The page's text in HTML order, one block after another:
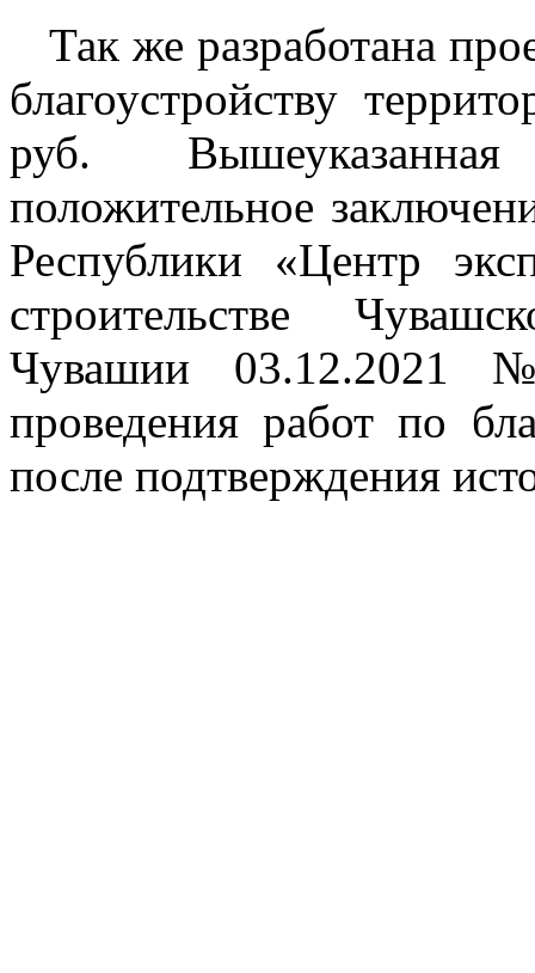
Так же разработана
благоустройству
руб.
положительное
Республики «Центр
строительстве
Чувашии 03.12.2021
проведения работ по
после подтверждения